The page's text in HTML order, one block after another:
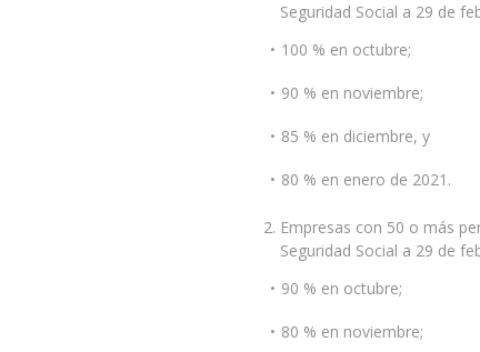
Seguridad Social a 29 de
100 % en octubre;
90 % en noviembre;
85 % en diciembre, y
80 % en enero de 2021.
Empresas con 50 o más
Seguridad Social a 29 de
90 % en octubre;
80 % en noviembre;